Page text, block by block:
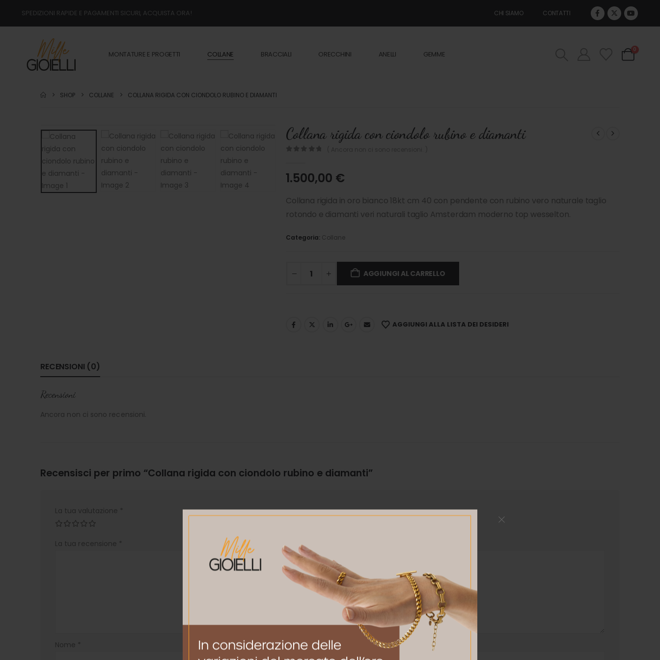
SPEDIZIONI RAPIDE E PAGAMENTI SICURI, ACQUISTA ORA! CHI SIAMO CONTATTI
MONTATURE E PROGETTI COLLANE BRACCIALI ORECCHINI ANELLI GEMME
0
SHOP COLLANE COLLANA RIGIDA CON CIONDOLO RUBINO E DIAMANTI
Collana rigida con ciondolo rubino e diamanti
1.500,00 €
Collana rigida in oro bianco 18kt cm 40 con pendente con rubino vero naturale taglio
rotondo e diamanti veri naturali taglio Amsterdam moderno top wesselton.
Categoria: Collane
AGGIUNGI AL CARRELLO
AGGIUNGI ALLA LISTA DEI DESIDERI
RECENSIONI (0)
Recensioni
Ancora non ci sono recensioni.
Recensisci per primo “Collana rigida con ciondolo rubino e diamanti”
La tua valutazione *
La tua recensione *
Nome *